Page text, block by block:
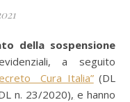
della sospensione
a seguito
Cura Italia”(DL
n. 23/2020), e hanno